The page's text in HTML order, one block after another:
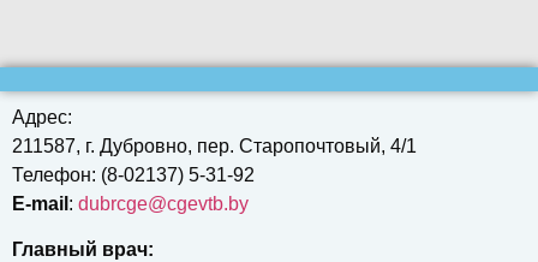
Адрес:
211587, г. Дубровно, пер. Старопочтовый, 4/1
Телефон: (8-02137) 5-31-92
E-mail : dubrcgе@cgevtb.by
Главный врач: